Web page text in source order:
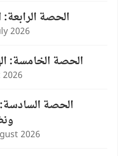
الحصة الرابعة:
2026
الحصة الخامسة:
الحصة
2026